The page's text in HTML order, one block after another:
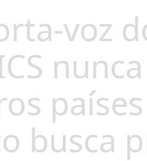
voz
busca